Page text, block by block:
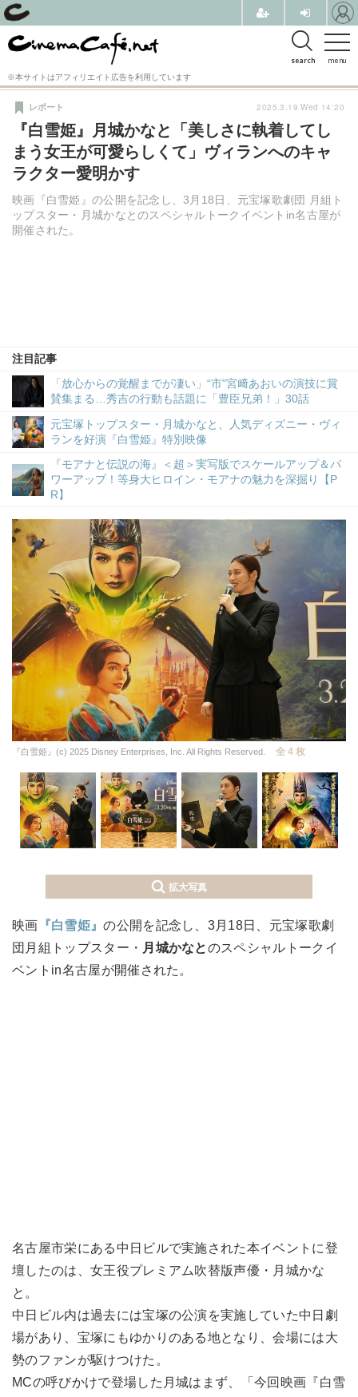
menu
search
※本サイトはアフィリエイト広告を利用しています
『白雪姫』月城かなと「美しさに執着してし
まう女王が可愛らしくて」ヴィランへのキャ
ラクター愛明かす
映画『白雪姫』の公開を記念し、3月18日、元宝塚歌劇団 月組ト
ップスター・月城かなとのスペシャルトークイベントin名古屋が
開催された。
レポート
注目記事
「放心からの覚醒までが凄い」“市”宮﨑あおいの演技に賞
賛集まる…秀吉の行動も話題に「豊臣兄弟！」30話
元宝塚トップスター・月城かなと、人気ディズニー・ヴィ
ランを好演『白雪姫』特別映像
『モアナと伝説の海』＜超＞実写版でスケールアップ＆パ
ワーアップ！等身大ヒロイン・モアナの魅力を深掘り【P
R】
2025.3.19 Wed 14:20
『白雪姫』(c) 2025 Disney Enterprises, Inc. All Rights Reserved. 全 4 枚
拡大写真
映画 『白雪姫』の公開を記念し、3月18日、元宝塚歌劇
団月組トップスター・ 月城かなとのスペシャルトークイ
ベントin名古屋が開催された。
名古屋市栄にある中日ビルで実施された本イベントに登
壇したのは、女王役プレミアム吹替版声優・月城かな
と。
中日ビル内は過去には宝塚の公演を実施していた中日劇
場があり、宝塚にもゆかりのある地となり、会場には大
勢のファンが駆けつけた。
MCの呼びかけで登場した月城はまず、「今回映画『白雪